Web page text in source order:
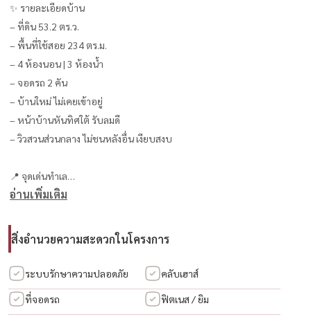
✨ รายละเอียดบ้าน
– ที่ดิน 53.2 ตร.ว.
– พื้นที่ใช้สอย 234 ตร.ม.
– 4 ห้องนอน | 3 ห้องน้ำ
– จอดรถ 2 คัน
– บ้านใหม่ ไม่เคยเข้าอยู่
– หน้าบ้านหันทิศใต้ รับลมดี
– วิวสวนส่วนกลาง ไม่ชนหลังอื่น เงียบสงบ
📍 จุดเด่นทำเล
– ใกล้สนามบินสุวรรณภูมิ เพียง ~15 นาที
กาญจนาภิเษก / มอเตอร์เวย์ / กรุงเทพกรีฑาตัดใหม่ / ร่มเกล้า / รามคำแหง
/ ศรีนครินทร์
– เดินทางสะดวก เหมาะทั้งอยู่อาศัยและลงทุน
🏙 สถานที่ใกล้เคียง
อ่านเพิ่มเติม
สิ่งอำนวยความสะดวกในโครงการ
ระบบรักษาความปลอดภัย คลับเฮาส์
ที่จอดรถ ฟิตเนส / ยิม